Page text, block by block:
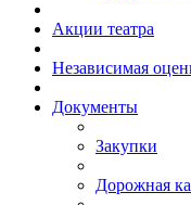
Акции театра
Независимая
Документы
Закупки
Дорожная